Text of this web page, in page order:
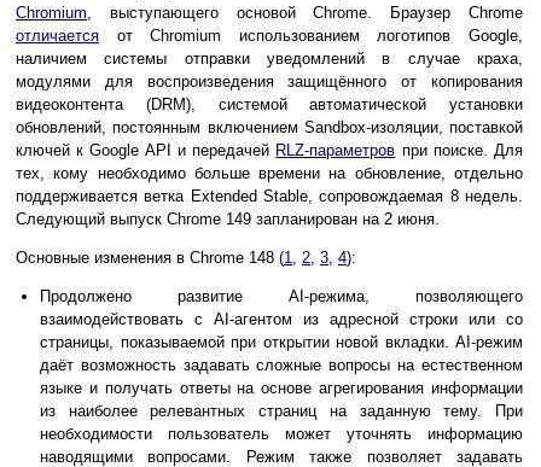
Chromium , выступающего основой Chrome. Браузер Chrome
отличается от Chromium использованием логотипов Google,
наличием системы отправки уведомлений в случае краха,
модулями для воспроизведения защищённого от копирования
видеоконтента (DRM), системой автоматической установки
обновлений, постоянным включением Sandbox-изоляции, поставкой
ключей к Google API и передачей RLZ-параметров при поиске. Для
тех, кому необходимо больше времени на обновление, отдельно
поддерживается ветка Extended Stable, сопровождаемая 8 недель.
Следующий выпуск Chrome 149 запланирован на 2 июня.
Основные изменения в Chrome 148 (1 2 3 4):
Продолжено развитие AI-режима, позволяющего
взаимодействовать с AI-агентом из адресной строки или со
страницы, показываемой при открытии новой вкладки. AI-режим
даёт возможность задавать сложные вопросы на естественном
языке и получать ответы на основе агрегирования информации
из наиболее релевантных страниц на заданную тему. При
необходимости пользователь может уточнять информацию
наводящими вопросами. Режим также позволяет задавать